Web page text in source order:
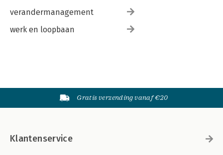
verandermanagement
werk en loopbaan
Gratis verzending vanaf €20
Klantenservice